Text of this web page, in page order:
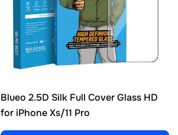
Blueo 2.5D Silk Full Cover Glass HD
for iPhone Xs/11 Pro